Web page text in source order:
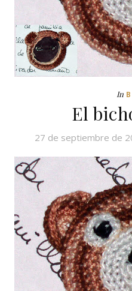
In
El
27 de septiembre de